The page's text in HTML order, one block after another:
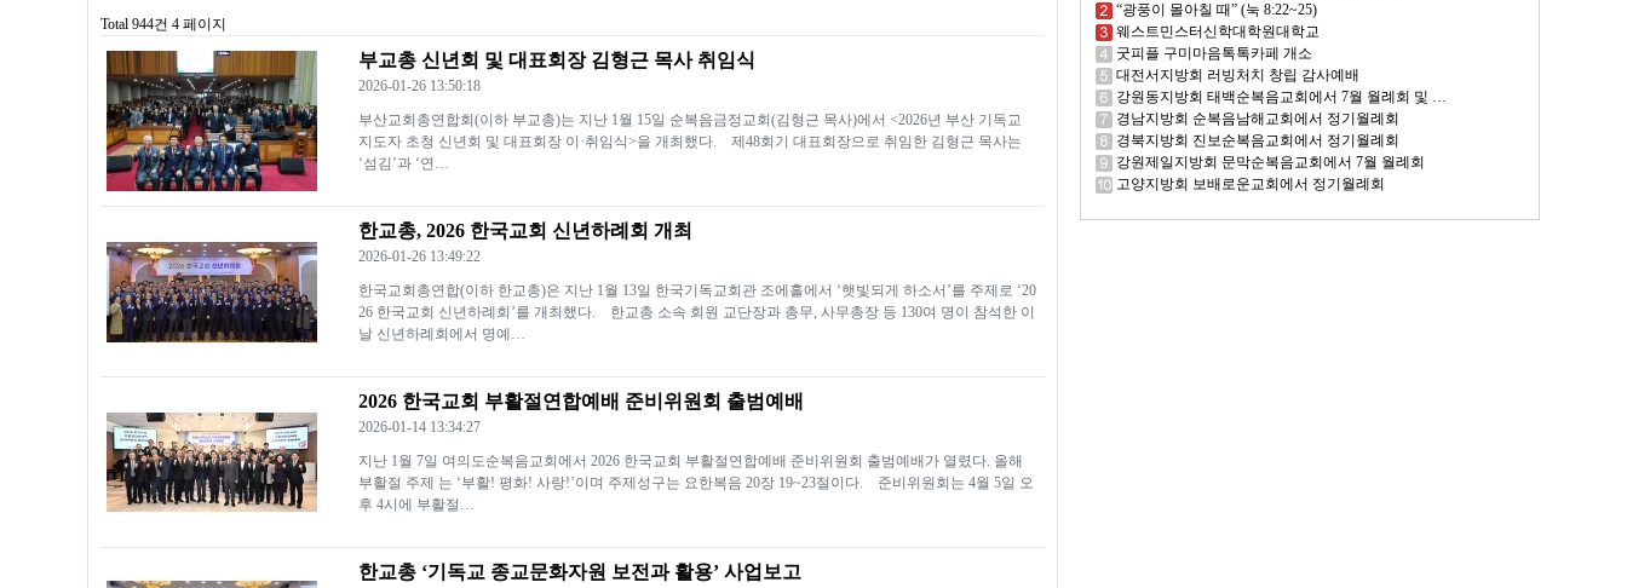
“광풍이 몰아칠 때” (눅 8:22~25)
웨스트민스터신학대학원대학교
굿피플 구미마음톡톡카페 개소
대전서지방회 러빙처치 창립 감사예배
강원동지방회 태백순복음교회에서 7월 월례회 및 …
경남지방회 순복음남해교회에서 정기월례회
경북지방회 진보순복음교회에서 정기월례회
강원제일지방회 문막순복음교회에서 7월 월례회
고양지방회 보배로운교회에서 정기월례회
Total 944건 4 페이지
부교총 신년회 및 대표회장 김형근 목사 취임식
2026-01-26 13:50:18
부산교회총연합회(이하 부교총)는 지난 1월 15일 순복음금정교회(김형근 목사)에서 <2026년 부산 기독교
지도자 초청 신년회 및 대표회장 이·취임식>을 개최했다. 제48회기 대표회장으로 취임한 김형근 목사는
‘섬김’과 ‘연…
한교총, 2026 한국교회 신년하례회 개최
2026-01-26 13:49:22
한국교회총연합(이하 한교총)은 지난 1월 13일 한국기독교회관 조에홀에서 ‘햇빛되게 하소서’를 주제로 ‘20
26 한국교회 신년하례회’를 개최했다. 한교총 소속 회원 교단장과 총무, 사무총장 등 130여 명이 참석한 이
날 신년하례회에서 명예…
2026 한국교회 부활절연합예배 준비위원회 출범예배
2026-01-14 13:34:27
지난 1월 7일 여의도순복음교회에서 2026 한국교회 부활절연합예배 준비위원회 출범예배가 열렸다. 올해
부활절 주제 는 ‘부활! 평화! 사랑!’이며 주제성구는 요한복음 20장 19~23절이다. 준비위원회는 4월 5일 오
후 4시에 부활절…
한교총 ‘기독교 종교문화자원 보전과 활용’ 사업보고